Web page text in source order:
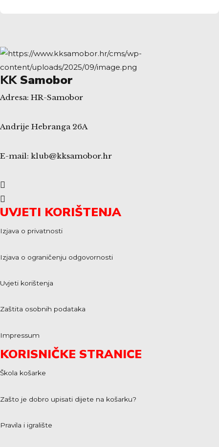
KKSamobor
Adresa: HR-Samobor
Andrije Hebranga 26A
E-mail: klub@kksamobor.hr
UVJETI KORIŠTENJA
Izjava o privatnosti
Izjava o ograničenju odgovornosti
Uvjeti korištenja
Zaštita osobnih podataka
Impressum
KORISNIČKE STRANICE
Škola košarke
Zašto je dobro upisati dijete na košarku?
Pravila i igralište